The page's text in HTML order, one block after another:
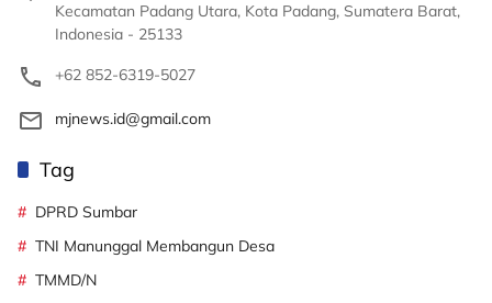
Kecamatan Padang Utara, Kota Padang, Sumatera Barat,
Indonesia - 25133
+62 852-6319-5027
mjnews.id@gmail.com
Tag
DPRD Sumbar
TNI Manunggal Membangun Desa
TMMD/N